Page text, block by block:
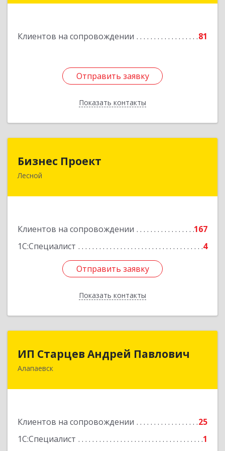
Клиентов на сопровождении 81
Отправить заявку
Показать контакты
Отправить заявку
Назад
Бизнес Проект
Лесной
Клиентов на сопровождении
167
1С:Специалист
4
Отправить заявку
Показать контакты
624200, Свердловская обл, Лесной г, Сиротина
Отправить заявку
Назад
ИП Старцев Андрей Павлович
Алапаевск
Клиентов на сопровождении
25
1С:Специалист
1
ИП Старцев Андрей Павлович
624601, Свердловская обл, Алапаевск г,